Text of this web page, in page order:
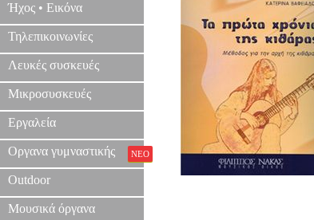
Ήχος • Εικόνα
Τηλεπικοινωνίες
Λευκές συσκευές
Μικροσυσκευές
Εργαλεία
Οργανα γυμναστικής ΝΕΟ
Outdoor
Μουσικά όργανα